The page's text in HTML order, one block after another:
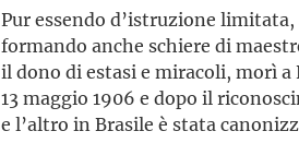
Pur essendo d’istruzione
formando anche schiere di
il dono di estasi e miracoli, morì a
13 maggio 1906 e dopo il
e l’altro in Brasile è stata